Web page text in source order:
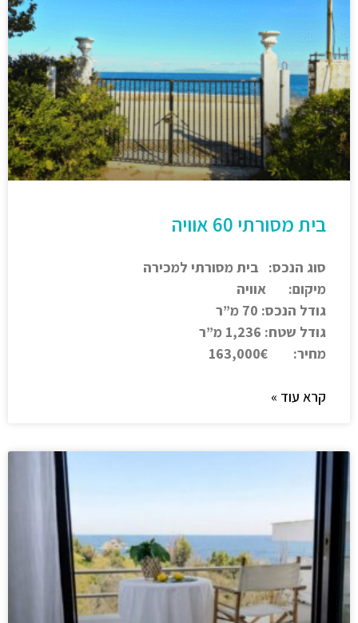
בית מסורתי 60 אוויה
סוג הנכס: בית מסורתי למכירה
מיקום: אוויה
גודל הנכס: 70 מ”ר
גודל שטח: 1,236 מ”ר
מחיר: 163,000€
קרא עוד »